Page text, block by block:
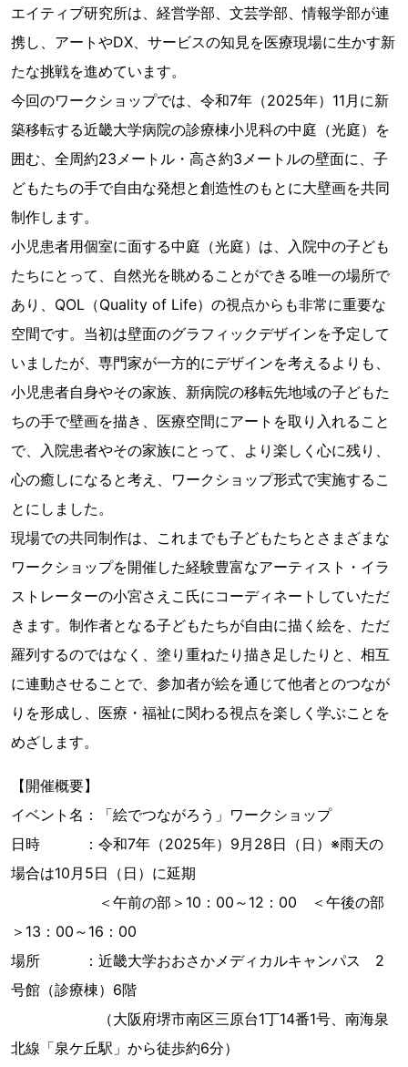
エイティブ研究所は、経営学部、文芸学部、情報学部が連
携し、アートやDX、サービスの知見を医療現場に生かす新
たな挑戦を進めています。
今回のワークショップでは、令和7年（2025年）11月に新
築移転する近畿大学病院の診療棟小児科の中庭（光庭）を
囲む、全周約23メートル・高さ約3メートルの壁面に、子
どもたちの手で自由な発想と創造性のもとに大壁画を共同
制作します。
小児患者用個室に面する中庭（光庭）は、入院中の子ども
たちにとって、自然光を眺めることができる唯一の場所で
あり、QOL（Quality of Life）の視点からも非常に重要な
空間です。当初は壁面のグラフィックデザインを予定して
いましたが、専門家が一方的にデザインを考えるよりも、
小児患者自身やその家族、新病院の移転先地域の子どもた
ちの手で壁画を描き、医療空間にアートを取り入れること
で、入院患者やその家族にとって、より楽しく心に残り、
心の癒しになると考え、ワークショップ形式で実施するこ
とにしました。
現場での共同制作は、これまでも子どもたちとさまざまな
ワークショップを開催した経験豊富なアーティスト・イラ
ストレーターの小宮さえこ氏にコーディネートしていただ
きます。制作者となる子どもたちが自由に描く絵を、ただ
羅列するのではなく、塗り重ねたり描き足したりと、相互
に連動させることで、参加者が絵を通じて他者とのつなが
りを形成し、医療・福祉に関わる視点を楽しく学ぶことを
めざします。
【開催概要】
イベント名：「絵でつながろう」ワークショップ
日時 ：令和7年（2025年）9月28日（日）※雨天の
場合は10月5日（日）に延期
＜午前の部＞10：00～12：00 ＜午後の部
＞13：00～16：00
場所 ：近畿大学おおさかメディカルキャンパス 2
号館（診療棟）6階
（大阪府堺市南区三原台1丁14番1号、南海泉
北線「泉ケ丘駅」から徒歩約6分）